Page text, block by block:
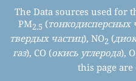
The Data sources used
PM2.5 (тонкодисперсных
твердых частиц), NO2 (
газ), CO (окись углерода), O
this page